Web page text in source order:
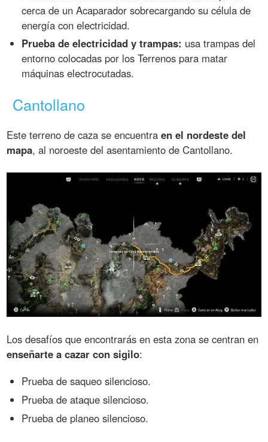
cerca de un Acaparador sobrecargando su célula de
energía con electricidad.
Prueba de electricidad y trampas: usa trampas del
entorno colocadas por los Terrenos para matar
máquinas electrocutadas.
Cantollano
Este terreno de caza se encuentraen el nordeste del
mapa, al noroeste del asentamiento de Cantollano.
Los desafíos que encontrarás en esta zona se centran en
enseñarte a cazar con sigilo:
Prueba de saqueo silencioso.
Prueba de ataque silencioso.
Prueba de planeo silencioso.